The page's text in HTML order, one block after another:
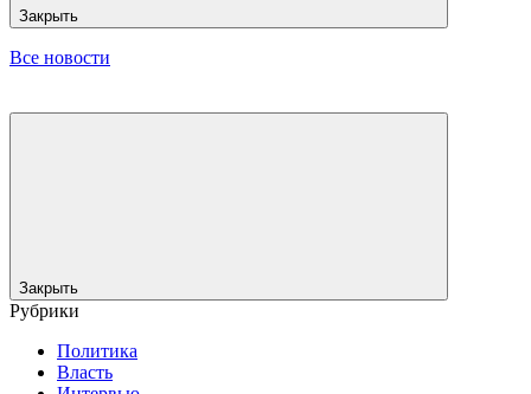
Закрыть
Все новости
Закрыть
Рубрики
Политика
Власть